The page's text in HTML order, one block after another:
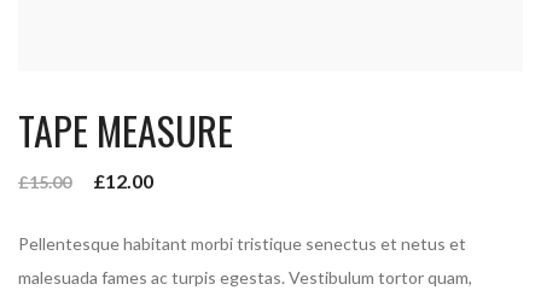
TAPE MEASURE
£15.00 £12.00
Pellentesque habitant morbi tristique senectus et netus et
malesuada fames ac turpis egestas. Vestibulum tortor quam,